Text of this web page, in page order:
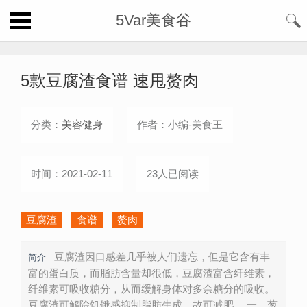
5Var美食谷
5款豆腐渣食谱 速甩赘肉
分类： 美容健身 作者：小编-美食王
时间：2021-02-11 23人已阅读
豆腐渣 食谱 赘肉
简介
豆腐渣因口感差几乎被人们遗忘，但是它含有丰
富的蛋白质，而脂肪含量却很低，豆腐渣富含纤维素，
纤维素可吸收糖分，从而缓解身体对多余糖分的吸收。
豆腐渣可解除饥饿感抑制脂肪生成，故可减肥。 一、葱